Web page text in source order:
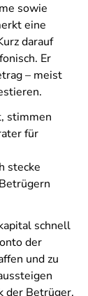
sowie
eine
darauf
Er
– meist
stimmen
für
stecke
schnell
der
und zu
der Betrüger.